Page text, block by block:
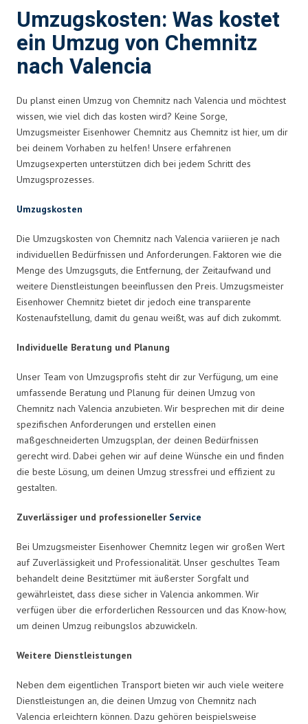
Umzugskosten: Was kostet
ein Umzug von Chemnitz
nach Valencia
Du planst einen Umzug von Chemnitz nach Valencia und möchtest
wissen, wie viel dich das kosten wird? Keine Sorge,
Umzugsmeister Eisenhower Chemnitz aus Chemnitz ist hier, um dir
bei deinem Vorhaben zu helfen! Unsere erfahrenen
Umzugsexperten unterstützen dich bei jedem Schritt des
Umzugsprozesses.
Umzugskosten
Die Umzugskosten von Chemnitz nach Valencia variieren je nach
individuellen Bedürfnissen und Anforderungen. Faktoren wie die
Menge des Umzugsguts, die Entfernung, der Zeitaufwand und
weitere Dienstleistungen beeinflussen den Preis. Umzugsmeister
Eisenhower Chemnitz bietet dir jedoch eine transparente
Kostenaufstellung, damit du genau weißt, was auf dich zukommt.
Individuelle Beratung und Planung
Unser Team von Umzugsprofis steht dir zur Verfügung, um eine
umfassende Beratung und Planung für deinen Umzug von
Chemnitz nach Valencia anzubieten. Wir besprechen mit dir deine
spezifischen Anforderungen und erstellen einen
maßgeschneiderten Umzugsplan, der deinen Bedürfnissen
gerecht wird. Dabei gehen wir auf deine Wünsche ein und finden
die beste Lösung, um deinen Umzug stressfrei und effizient zu
gestalten.
Zuverlässiger und professioneller Service
Bei Umzugsmeister Eisenhower Chemnitz legen wir großen Wert
auf Zuverlässigkeit und Professionalität. Unser geschultes Team
behandelt deine Besitztümer mit äußerster Sorgfalt und
gewährleistet, dass diese sicher in Valencia ankommen. Wir
verfügen über die erforderlichen Ressourcen und das Know-how,
um deinen Umzug reibungslos abzuwickeln.
Weitere Dienstleistungen
Neben dem eigentlichen Transport bieten wir auch viele weitere
Dienstleistungen an, die deinen Umzug von Chemnitz nach
Valencia erleichtern können. Dazu gehören beispielsweise